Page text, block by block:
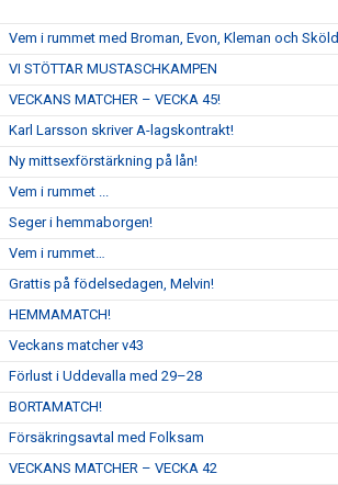
Vem i rummet med Broman, Evon, Kleman och Sköld
VI STÖTTAR MUSTASCHKAMPEN
VECKANS MATCHER – VECKA 45!
Karl Larsson skriver A-lagskontrakt!
Ny mittsexförstärkning på lån!
Vem i rummet ...
Seger i hemmaborgen!
Vem i rummet…
Grattis på födelsedagen, Melvin!
HEMMAMATCH!
Veckans matcher v43
Förlust i Uddevalla med 29–28
BORTAMATCH!
Försäkringsavtal med Folksam
VECKANS MATCHER – VECKA 42